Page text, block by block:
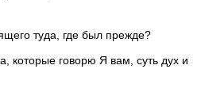
туда, где был прежде?
которые говорю Я вам, суть дух и